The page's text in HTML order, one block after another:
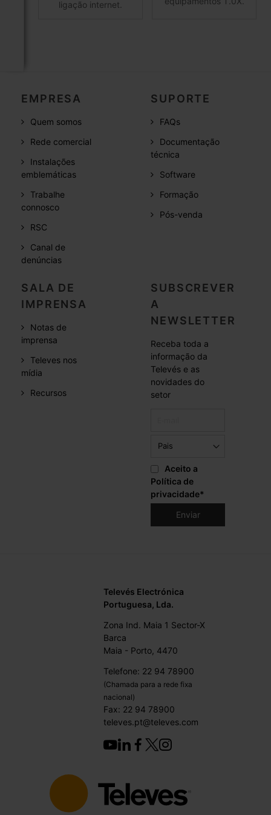
ligação internet.
EMPRESA
Quem somos
Rede comercial
Instalações
emblemáticas
Trabalhe
connosco
RSC
Canal de
denúncias
SUPORTE
FAQs
Documentação
técnica
Software
Formação
Pós-venda
SALA DE
IMPRENSA
Notas de
imprensa
Televes nos
mídia
Recursos
SUBSCREVER
A
NEWSLETTER
Receba toda a
informação da
Televés e as
novidades do
setor
Aceito a
Política de
privacidade*
Televés Electrónica
Portuguesa, Lda.
Zona Ind. Maia 1 Sector-X
Barca
Maia - Porto, 4470
Telefone: 22 94 78900
(Chamada para a rede fixa
nacional)
Fax: 22 94 78900
televes.pt@televes.com